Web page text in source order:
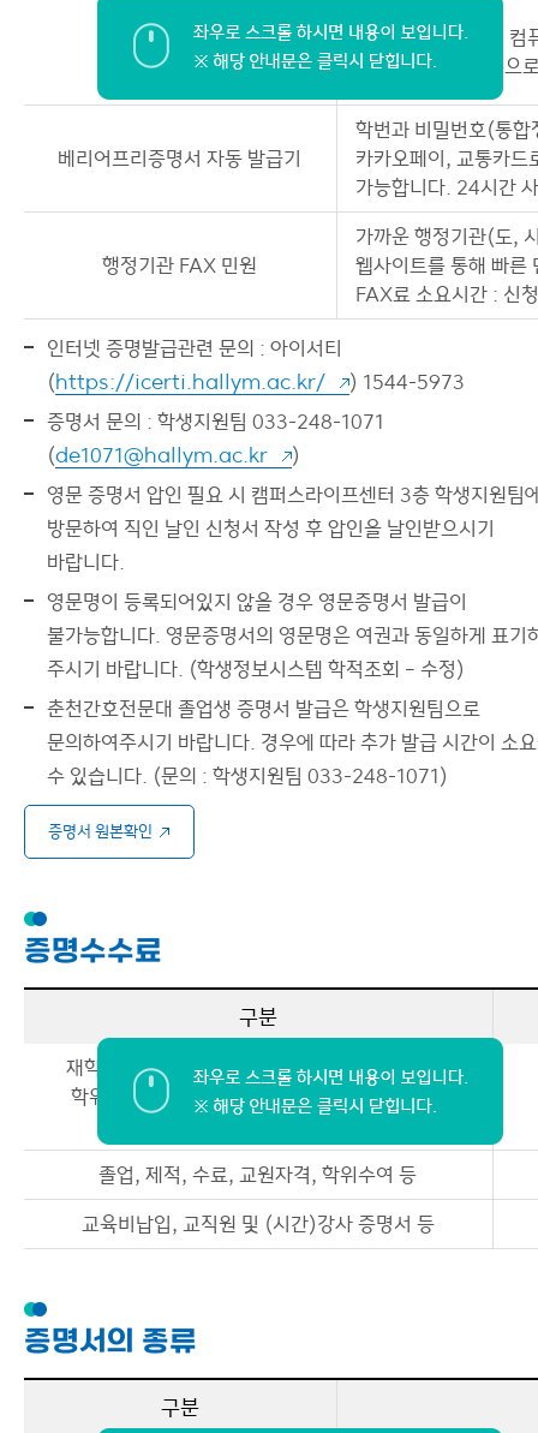
인터넷 증명발급
인터넷을 이용하여 컴
신용카드와 핸드폰으
베리어프리증명서 자동 발급기
학번과 비밀번호(통
카카오페이, 교통카드
가능합니다. 24시간
행정기관 FAX 민원
가까운 행정기관(도,
웹사이트를 통해 빠른
FAX료 소요시간 : 신
인터넷 증명발급관련 문의 : 아이서티
(https://icerti.hallym.ac.kr/
) 1544-5973
증명서 문의 : 학생지원팀 033-248-1071
(de1071@hallym.ac.kr
)
영문 증명서 압인 필요 시 캠퍼스라이프센터 3층 학생지원팀
방문하여 직인 날인 신청서 작성 후 압인을 날인받으시기
바랍니다.
영문명이 등록되어있지 않을 경우 영문증명서 발급이
불가능합니다. 영문증명서의 영문명은 여권과 동일하게 표기
주시기 바랍니다. (학생정보시스템 학적조회 – 수정)
춘천간호전문대 졸업생 증명서 발급은 학생지원팀으로
문의하여주시기 바랍니다. 경우에 따라 추가 발급 시간이 소
수 있습니다. (문의 : 학생지원팀 033-248-1071)
증명서 원본확인
증명수수료
구분
재학, 휴학, 성적, 성적이수, 졸업예정, 수료예정,
학위수여예정, 유예,장학금(비)수혜, 교직이수,
졸업, 제적, 수료, 교원자격, 학위수여 등
교육비납입, 교직원 및 (시간)강사 증명서 등
증명서의 종류
구분